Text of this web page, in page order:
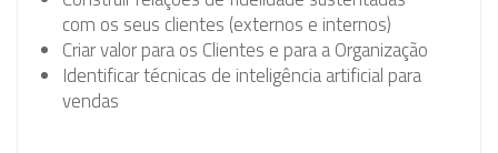
com os seus clientes (externos e internos)
Criar valor para os Clientes e para a Organização
Identificar técnicas de inteligência artificial para
vendas